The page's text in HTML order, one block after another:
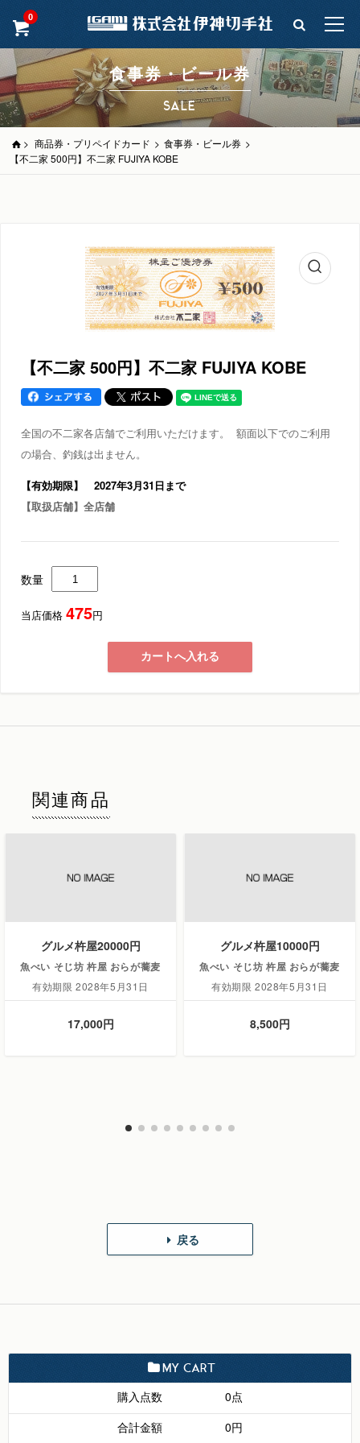
0
食事券・ビール券
SALE
> 商品券・プリペイドカード > 食事券・ビール券 >
【不二家 500円】不二家 FUJIYA KOBE
【不二家 500円】不二家 FUJIYA KOBE
全国の不二家各店舗でご利用いただけます。 額面以下でのご利用
の場合、釣銭は出ません。
【有効期限】 2027年3月31日まで
【取扱店舗】全店舗
数量
当店価格 475円
カートへ入れる
関連商品
グルメ杵屋20000円
魚べい そじ坊 杵屋 おらが蕎麦
有効期限 2028年5月31日
17,000円
グルメ杵屋10000円
魚べい そじ坊 杵屋 おらが蕎麦
有効期限 2028年5月31日
8,500円
戻る
MY CART
購入点数
0点
合計金額
0円